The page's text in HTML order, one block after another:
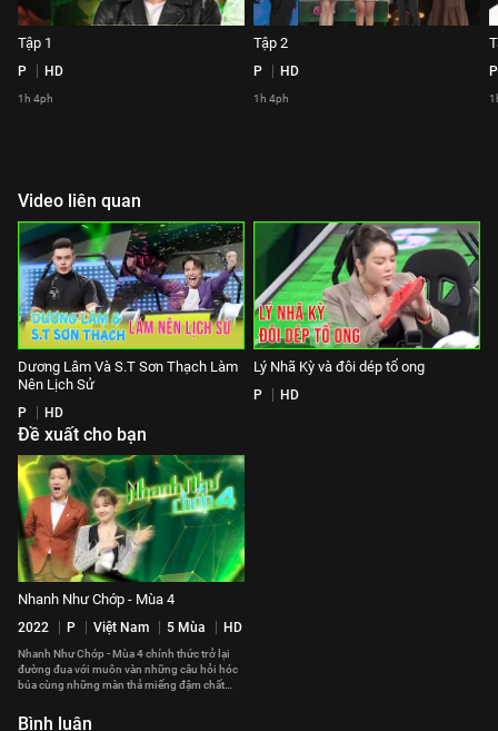
Tập 1
P HD
1h 4ph
Tập 2
P HD
1h 4ph
P
Video liên quan
Dương Lâm Và S.T Sơn Thạch Làm
Nên Lịch Sử
P HD
Lý Nhã Kỳ và đôi dép tổ ong
P HD
Đề xuất cho bạn
Nhanh Như Chớp - Mùa 4
2022 P Việt Nam 5 Mùa HD
Nhanh Như Chớp - Mùa 4 chính thức trở lại
đường đua với muôn vàn những câu hỏi hóc
búa cùng những màn thả miếng đậm chất
Bình luận